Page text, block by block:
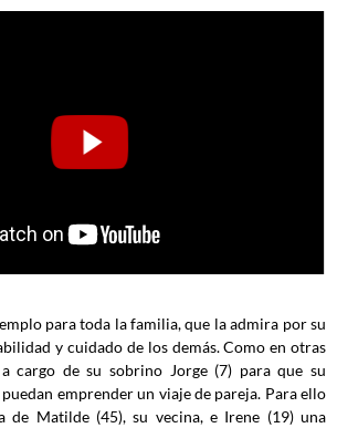
para toda la familia, que la admira por su
y cuidado de los demás. Como en otras
a cargo de su sobrino Jorge (7) para que su
emprender un viaje de pareja. Para ello
de Matilde (45), su vecina, e Irene (19) una